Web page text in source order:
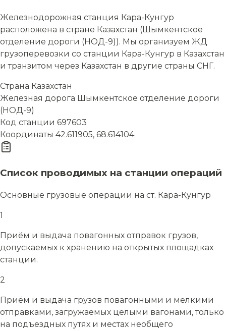
Железнодорожная станция Кара-Кунгур
расположена в стране Казахстан (Шымкентское
отделение дороги (НОД-9)). Мы организуем ЖД
грузоперевозки со станции Кара-Кунгур в Казахстан
и транзитом через Казахстан в другие страны СНГ.
Страна Казахстан
Железная дорога Шымкентское отделение дороги
(НОД-9)
Код станции 697603
Координаты 42.611905, 68.614104
Список проводимых на станции операций
Основные грузовые операции на ст. Кара-Кунгур
1
Приём и выдача повагонных отправок грузов,
допускаемых к хранению на открытых площадках
станции.
2
Приём и выдача грузов повагонными и мелкими
отправками, загружаемых целыми вагонами, только
на подъездных путях и местах необщего